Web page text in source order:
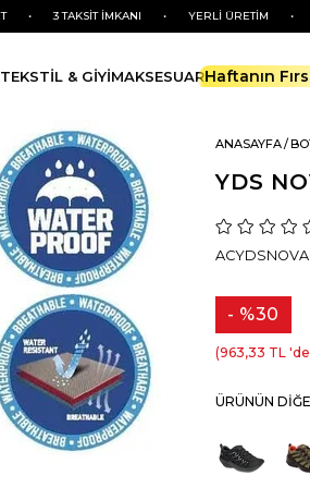
3 TAKSİT İMKANI • YERLİ ÜRETİM •
TEKSTİL & GİYİMAKSESUARHaftanın
ANASAYFA
YDS
%30
İndirim
963,33 TL
ÜRÜNÜN